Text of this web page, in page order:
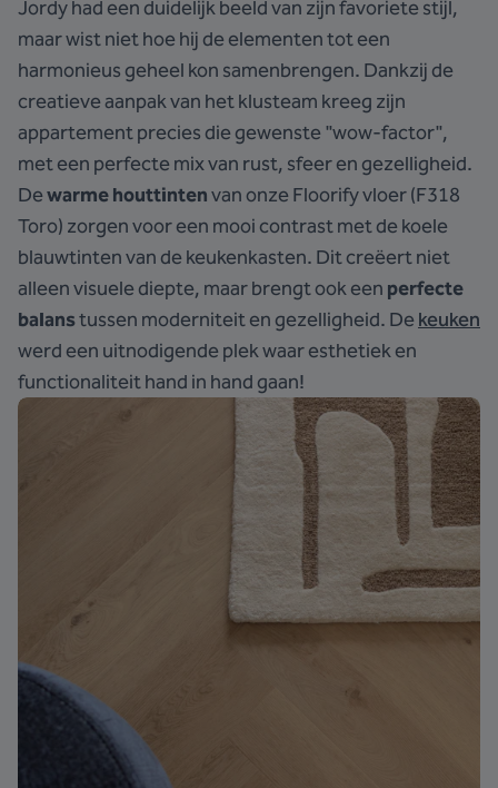
Jordy had een duidelijk beeld van zijn favoriete stijl,
maar wist niet hoe hij de elementen tot een
harmonieus geheel kon samenbrengen. Dankzij de
creatieve aanpak van het klusteam kreeg zijn
appartement precies die gewenste "wow-factor",
met een perfecte mix van rust, sfeer en gezelligheid.
Dewarme houttintenvan onze Floorify vloer (F318
Toro) zorgen voor een mooi contrast met de koele
blauwtinten van de keukenkasten. Dit creëert niet
alleen visuele diepte, maar brengt ook een perfecte
balanstussen moderniteit en gezelligheid. De keuken
werd een uitnodigende plek waar esthetiek en
functionaliteit hand in hand gaan!